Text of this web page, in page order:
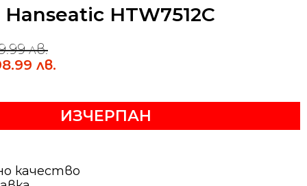
HTW7512C
лв.
лв.
ИЗЧЕРПАН
качество